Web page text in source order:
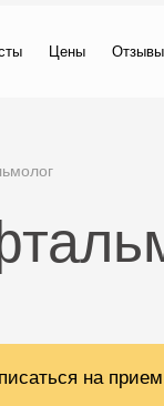
Цены Отзывы
на прием